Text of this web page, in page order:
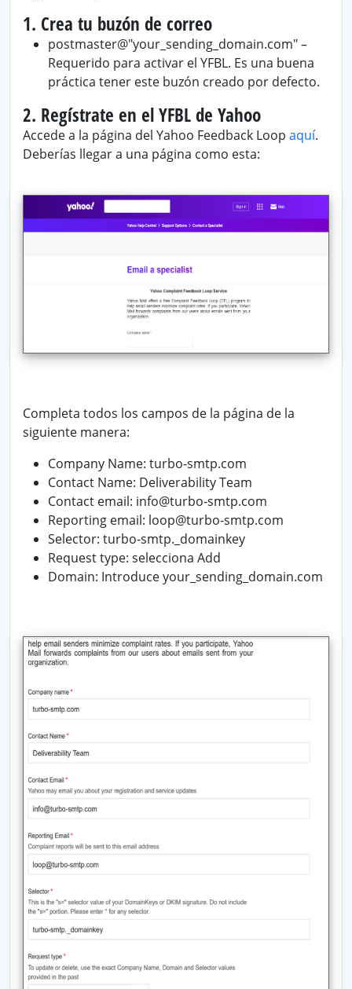
1. Crea tu buzón de correo
postmaster@"your_sending_domain.com" –
Requerido para activar el YFBL. Es una buena
práctica tener este buzón creado por defecto.
2. Regístrate en el YFBL de Yahoo
Accede a la página del Yahoo Feedback Loop aquí.
Deberías llegar a una página como esta:
Completa todos los campos de la página de la
siguiente manera:
Company Name: turbo-smtp.com
Contact Name: Deliverability Team
Contact email: info@turbo-smtp.com
Reporting email: loop@turbo-smtp.com
Selector: turbo-smtp._domainkey
Request type: selecciona Add
Domain: Introduce your_sending_domain.com